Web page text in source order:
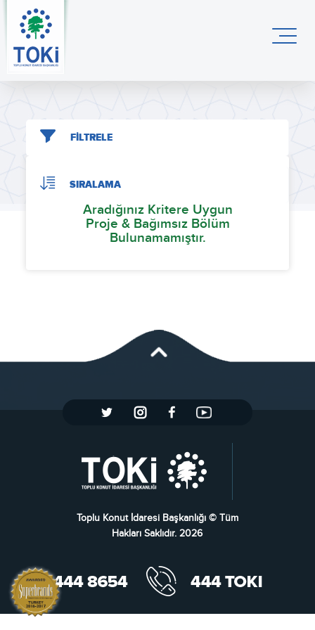
FİLTRELE
SIRALAMA
Aradığınız Kritere Uygun
Proje & Bağımsız Bölüm
Bulunamamıştır.
Toplu Konut İdaresi Başkanlığı © Tüm
Hakları Saklıdır. 2026